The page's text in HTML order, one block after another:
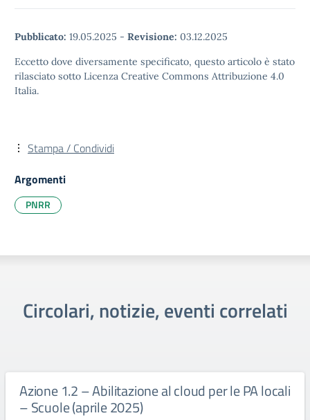
Pubblicato: 19.05.2025 - Revisione: 03.12.2025
Eccetto dove diversamente specificato, questo articolo è stato
rilasciato sotto Licenza Creative Commons Attribuzione 4.0
Italia.
Stampa / Condividi
Argomenti
PNRR
Circolari, notizie, eventi correlati
Azione 1.2 – Abilitazione al cloud per le PA locali
– Scuole (aprile 2025)